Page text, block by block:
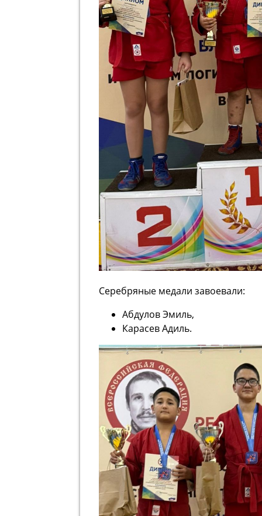
Серебряные медали завоевали:
Абдулов Эмиль,
Карасев Адиль.